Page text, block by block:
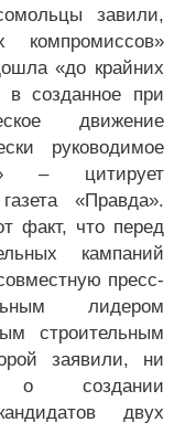
завили,
компромиссов»
«до крайних
в созданное при
движение
руководимое
– цитирует
«Правда».
факт, что перед
кампаний
пресс-
лидером
строительным
заявили, ни
создании
двух